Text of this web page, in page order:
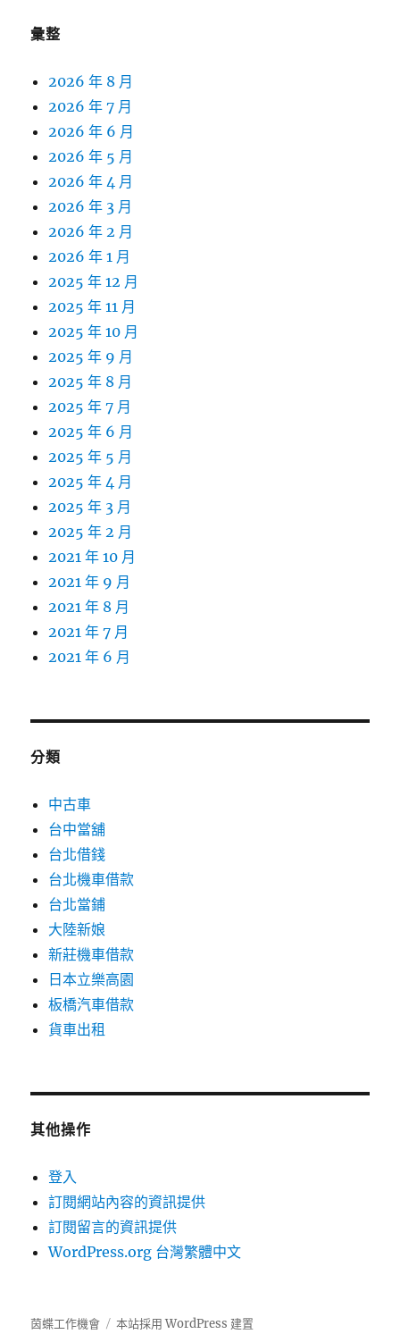
彙整
2026 年 8 月
2026 年 7 月
2026 年 6 月
2026 年 5 月
2026 年 4 月
2026 年 3 月
2026 年 2 月
2026 年 1 月
2025 年 12 月
2025 年 11 月
2025 年 10 月
2025 年 9 月
2025 年 8 月
2025 年 7 月
2025 年 6 月
2025 年 5 月
2025 年 4 月
2025 年 3 月
2025 年 2 月
2021 年 10 月
2021 年 9 月
2021 年 8 月
2021 年 7 月
2021 年 6 月
分類
中古車
台中當舖
台北借錢
台北機車借款
台北當鋪
大陸新娘
新莊機車借款
日本立樂高園
板橋汽車借款
貨車出租
其他操作
登入
訂閱網站內容的資訊提供
訂閱留言的資訊提供
WordPress.org 台灣繁體中文
茵蝶工作機會 本站採用 WordPress 建置